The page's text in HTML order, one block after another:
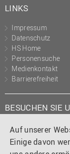
Auf unserer
Einige davon
LINKS
Impressum
Datenschutz
HS Home
Personensuche
Medienkontakt
Barrierefreiheit
BESUCHEN SIE